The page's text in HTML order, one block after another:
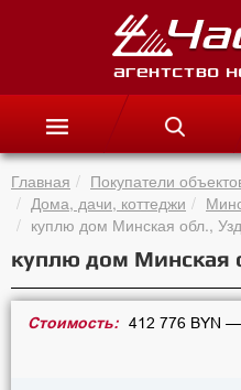
Главная Покупатели
Дома, дачи, коттеджи
куплю дом Минская обл.,
куплю дом Минская
Стоимость: 412 776 BYN